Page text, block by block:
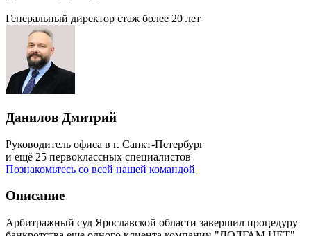
Генеральный директор стаж более 20 лет
Данилов Дмитрий
Руководитель офиса в г. Санкт-Петербург
и ещё 25 первоклассных специалистов
Познакомьтесь со всей нашей командой
Описание
Арбитражный суд Ярославской области завершил процедуру